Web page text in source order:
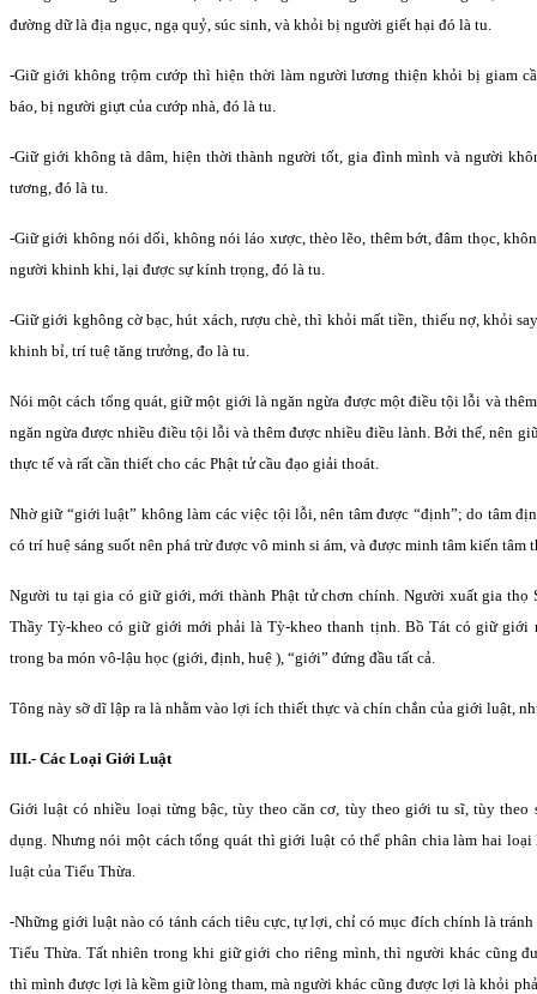
đường dữ là địa ngục, ngạ quỷ, súc sinh, và khỏi bị người giết hại đó là tu.
-Giữ giới không trộm cướp thì hiện thời làm người lương thiện khỏi bị giam
báo, bị người giựt của cướp nhà, đó là tu.
-Giữ giới không tà dâm, hiện thời thành người tốt, gia đình mình và người
tương, đó là tu.
-Giữ giới không nói dối, không nói láo xược, thèo lẽo, thêm bớt, đâm thọc,
người khinh khi, lại được sự kính trọng, đó là tu.
-Giữ giới kghông cờ bạc, hút xách, rượu chè, thì khỏi mất tiền, thiếu nợ, khỏi
khinh bỉ, trí tuệ tăng trưởng, đo là tu.
Nói một cách tổng quát, giữ một giới là ngăn ngừa được một điều tội lỗi và
ngăn ngừa được nhiều điều tội lỗi và thêm được nhiều điều lành. Bởi thế, nên
thực tế và rất cần thiết cho các Phật tử cầu đạo giải thoát.
Nhờ giữ “giới luật” không làm các việc tội lỗi, nên tâm được “định”; do tâm
có trí huệ sáng suốt nên phá trừ được vô minh si ám, và được minh tâm kiến tâm
Người tu tại gia có giữ giới, mới thành Phật tử chơn chính. Người xuất gia thọ
Thầy Tỳ-kheo có giữ giới mới phải là Tỳ-kheo thanh tịnh. Bồ Tát có giữ giới
trong ba món vô-lậu học (giới, định, huệ ), “giới” đứng đầu tất cả.
Tông này sỡ dĩ lập ra là nhằm vào lợi ích thiết thực và chín chắn của giới luật,
III.- Các Loại Giới Luật
Giới luật có nhiều loại từng bậc, tùy theo căn cơ, tùy theo giới tu sĩ, tùy theo
dụng. Nhưng nói một cách tổng quát thì giới luật có thể phân chia làm hai
luật của Tiểu Thừa.
-Những giới luật nào có tánh cách tiêu cực, tự lợi, chỉ có mục đích chính là
Tiểu Thừa. Tất nhiên trong khi giữ giới cho riêng mình, thì người khác cũng
thì mình được lợi là kềm giữ lòng tham, mà người khác cũng được lợi là khỏi